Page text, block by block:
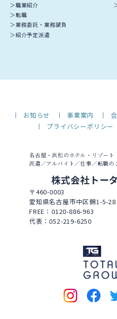
職業紹介
転職
業務委託・業務請負
紹介予定派遣
お知らせ 事業案内
プライバシーポリシー
名古屋・浜松のホテル・リゾー
派遣／アルバイト／仕事／転職の
株式会社トー
〒460-0003
愛知県名古屋市中区錦1-5-
FREE：0120-886-963
代表：052-219-6250